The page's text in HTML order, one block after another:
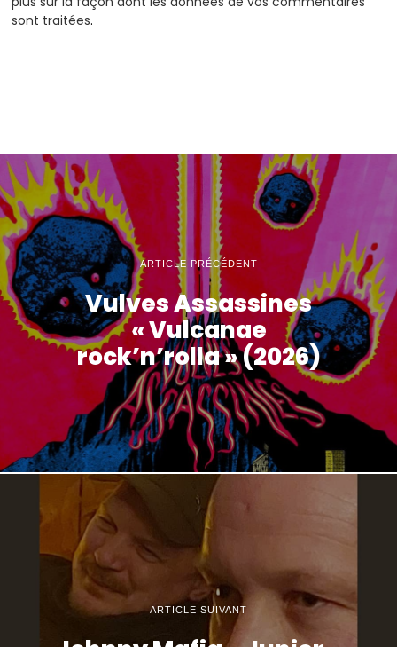
sont traitées.
ARTICLE PRÉCÉDENT
Vulves Assassines
« Vulcanae
rock’n’rolla » (2026)
ARTICLE SUIVANT